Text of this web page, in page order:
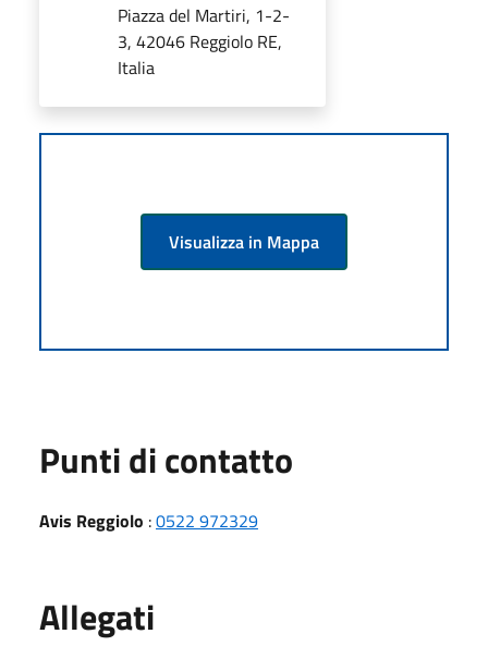
Piazza del Martiri, 1-2-
3, 42046 Reggiolo RE,
Italia
Visualizza in Mappa
Punti di contatto
Avis Reggiolo :0522 972329
Allegati